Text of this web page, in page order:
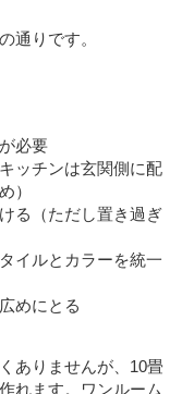
通りです。
必要
ッチンは玄関側に配
）
る（ただし置き過ぎ
イルとカラーを統一
めにとる
ありませんが、10畳
れます。ワンルーム